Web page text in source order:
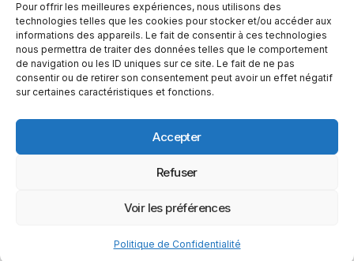
Pour offrir les meilleures expériences, nous utilisons des
technologies telles que les cookies pour stocker et/ou accéder aux
informations des appareils. Le fait de consentir à ces technologies
nous permettra de traiter des données telles que le comportement
de navigation ou les ID uniques sur ce site. Le fait de ne pas
consentir ou de retirer son consentement peut avoir un effet négatif
sur certaines caractéristiques et fonctions.
Accepter
Refuser
Voir les préférences
Politique de Confidentialité
Catégories
Recevez une information neutre et factuelle
E-mail
En cliquant sur le bouton « S'abonner », vous confirmez que vous
avez lu et que vous acceptez notrepolitique de confidentialité
conditions d'utilisation.
© 2025 Le Monde Vu D'ailleurs. Tous Droits Réservés.